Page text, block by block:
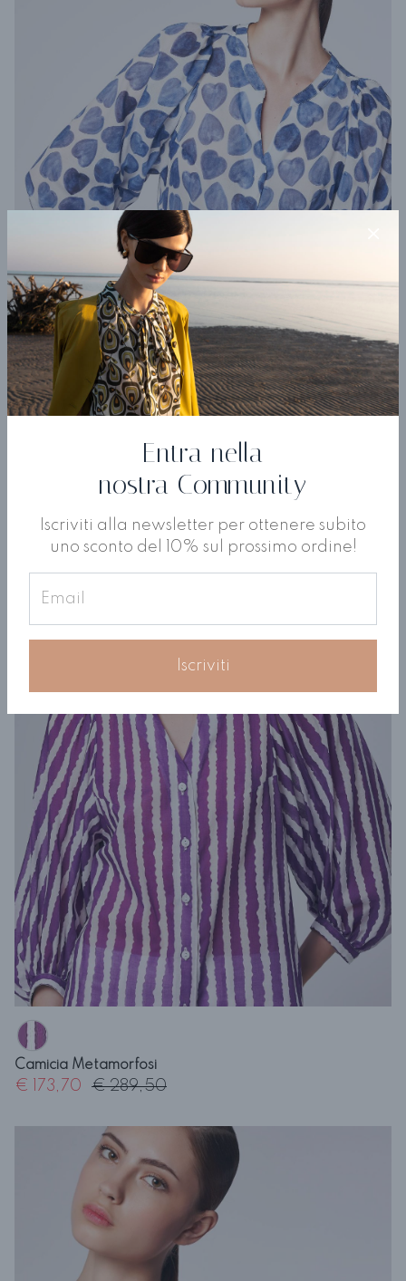
Entra nella
nostra Community
Iscriviti alla newsletter per ottenere subito
uno sconto del 10% sul prossimo ordine!
Iscriviti
€ 289,00
Camicia Metamorfosi
€ 173,70 € 289,50